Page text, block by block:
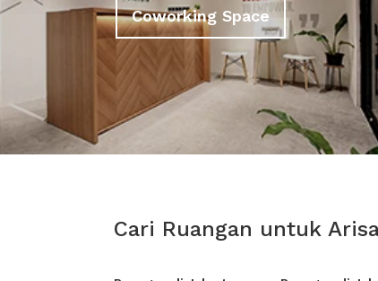
Coworking Space
Cari Ruangan untuk